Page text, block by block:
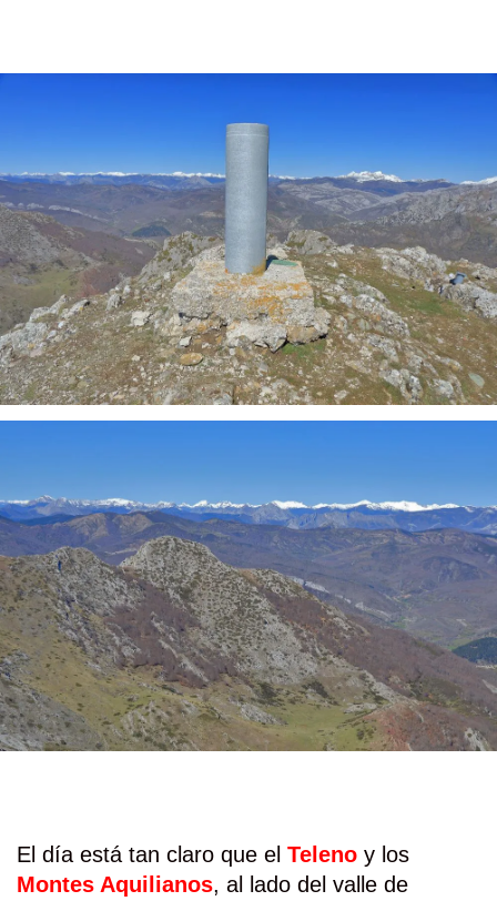
El día está tan claro que el Teleno y los
Montes Aquilianos, al lado del valle de